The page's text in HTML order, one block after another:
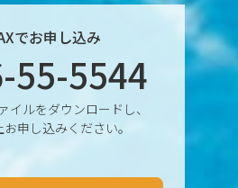
でお申し込み
55-5544
イルをダウンロードし、
申し込みください。